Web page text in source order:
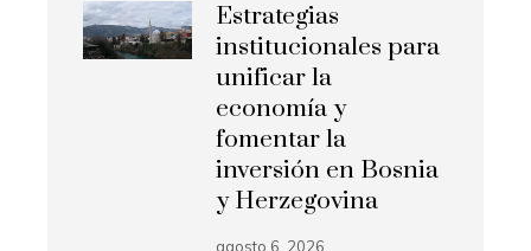
Estrategias
institucionales para
unificar la
economía y
fomentar la
inversión en Bosnia
y Herzegovina
agosto 6, 2026